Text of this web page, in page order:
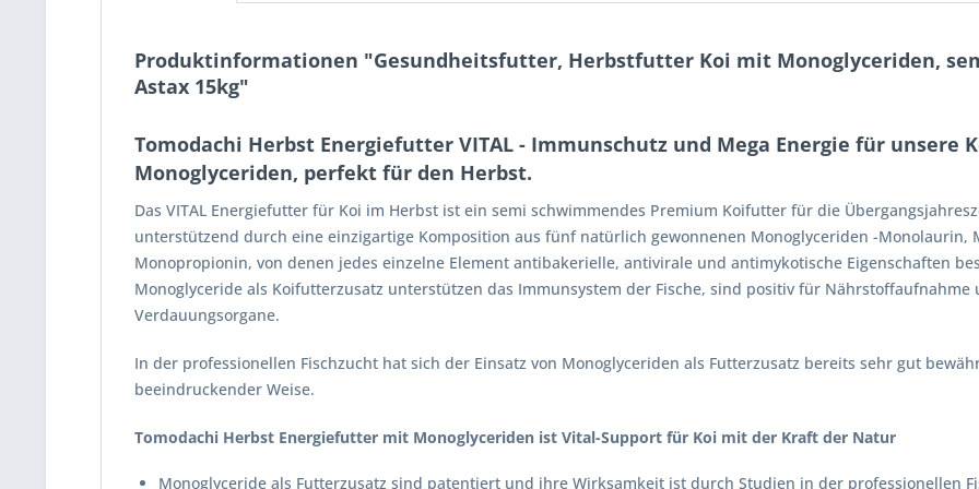
Produktinformationen "Gesundheitsfutter, Herbstfutter Koi mit Monoglyceriden,
Astax 15kg"
Tomodachi Herbst Energiefutter VITAL - Immunschutz und Mega Energie für unsere
Monoglyceriden, perfekt für den Herbst.
Das VITAL Energiefutter für Koi im Herbst ist ein semi schwimmendes Premium Koifutter für die
unterstützend durch eine einzigartige Komposition aus fünf natürlich gewonnenen Monoglyceriden -
Monopropionin, von denen jedes einzelne Element antibakerielle, antivirale und antimykotische Eigenschaften
Monoglyceride als Koifutterzusatz unterstützen das Immunsystem der Fische, sind positiv für
Verdauungsorgane.
In der professionellen Fischzucht hat sich der Einsatz von Monoglyceriden als Futterzusatz bereits sehr gut
beeindruckender Weise.
Tomodachi Herbst Energiefutter mit Monoglyceriden ist Vital-Support für Koi mit der Kraft der Natur
Monoglyceride als Futterzusatz sind patentiert und ihre Wirksamkeit ist durch Studien in der professionellen